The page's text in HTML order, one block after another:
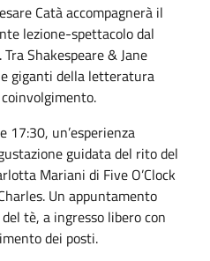
Catà accompagnerà il
lezione-spettacolo dal
Shakespeare & Jane
giganti della letteratura
17:30, un’esperienza
guidata del rito del
Mariani di Five O’Clock
Un appuntamento
tè, a ingresso libero con
dei posti.